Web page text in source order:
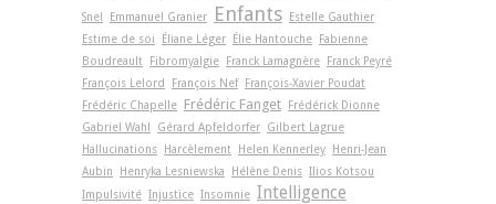
Snel
Emmanuel Granier Enfants Estelle Gauthier
Estime de soi
Éliane Léger Élie Hantouche Fabienne
Boudreault Fibromyalgie Franck Lamagnère Franck Peyré
François Lelord
François Nef François-Xavier Poudat
Frédéric Chapelle Frédéric Fanget Frédérick Dionne
Gabriel Wahl
Gérard Apfeldorfer Gilbert Lagrue
Hallucinations Harcèlement Helen Kennerley Henri-Jean
Aubin
Henryka Lesniewska Hélène Denis Ilios Kotsou
Impulsivité Injustice Insomnie Intelligence